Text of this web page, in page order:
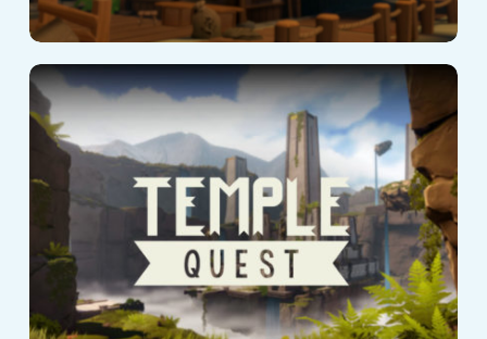
Temple Quest